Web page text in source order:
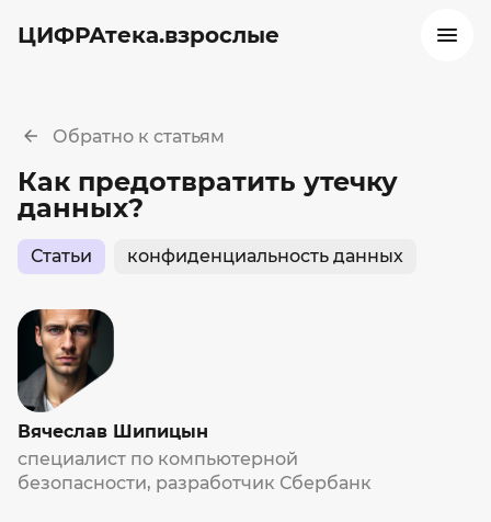
ЦИФРАтека.взрослые
Обратно к статьям
Как предотвратить утечку
данных?
Статьи конфиденциальность данных
Вячеслав Шипицын
специалист по компьютерной
безопасности, разработчик Сбербанк